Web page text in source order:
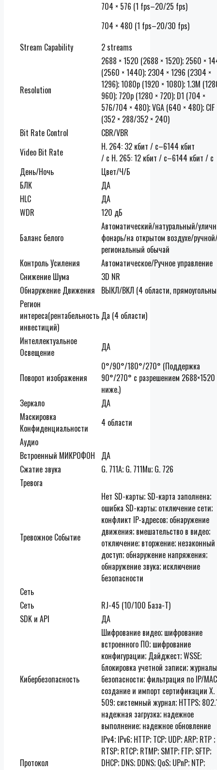
704 × 576 (1 fps–20/25 fps)
704 × 480 (1 fps–20/30 fps)
Stream Capability
2 streams
Resolution
2688 × 1520 (2688 × 1520); 2560 ×
(2560 × 1440); 2304 × 1296 (2304 ×
1296); 1080p (1920 × 1080); 1.3M
960); 720p (1280 × 720); D1 (704 ×
576/704 × 480); VGA (640 × 480); CIF
(352 × 288/352 × 240)
Bit Rate Control
CBR/VBR
Video Bit Rate
H. 264: 32 кбит / с–6144 кбит
/ с H. 265: 12 кбит / с–6144 кбит / с
День/Ночь
Цвет/Ч/Б
БЛК
ДА
HLC
ДА
WDR
120 дБ
Баланс белого
Автоматический/натуральный/
фонарь/на открытом воздухе/
региональный обычай
Контроль Усиления
Автоматическое/Ручное управление
Снижение Шума
3D NR
Обнаружение Движения
ВЫКЛ/ВКЛ (4 области,
Регион
интереса(рентабельность
инвестиций)
Да (4 области)
Интеллектуальное
Освещение
ДА
Поворот изображения
0°/90°/180°/270° (Поддержка
90°/270° с разрешением
ниже.)
Зеркало
ДА
Маскировка
Конфиденциальности
4 области
Аудио
Встроенный МИКРОФОН
ДА
Сжатие звука
G. 711A; G. 711Mu; G. 726
Тревога
Тревожное Событие
Нет SD-карты; SD-карта заполнена;
ошибка SD-карты; отключение сети;
конфликт IP-адресов; обнаружение
движения; вмешательство в видео;
отключение; вторжение; незаконный
доступ; обнаружение напряжения;
обнаружение звука; исключение
безопасности
Сеть
Сеть
RJ-45 (10/100 База-Т)
SDK и API
ДА
Кибербезопасность
Шифрование видео; шифрование
встроенного ПО; шифрование
конфигурации; Дайджест; WSSE;
блокировка учетной записи; журналы
безопасности; фильтрация по IP/
создание и импорт сертификации X.
509; системный журнал; HTTPS;
надежная загрузка; надежное
выполнение; надежное обновление
Протокол
IPv4; IPv6; HTTP; TCP; UDP; ARP; RTP ;
RTSP; RTCP; RTMP; SMTP; FTP; SFTP;
DHCP; DNS; DDNS; QoS; UPnP; NTP;